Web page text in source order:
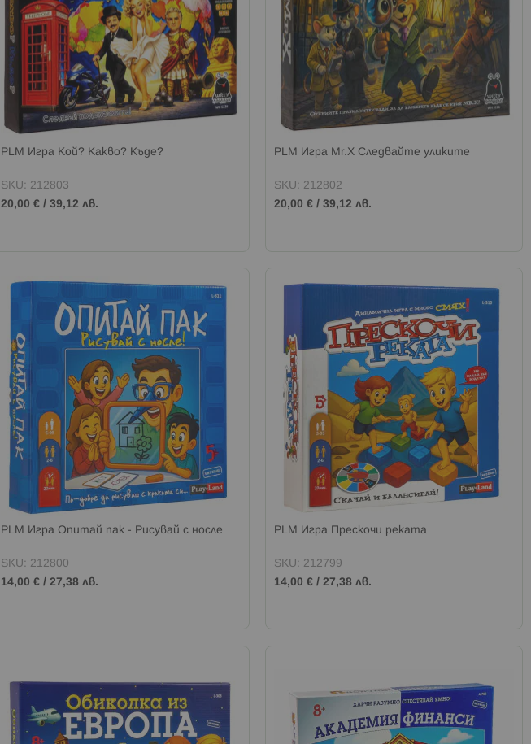
PLM Игра Кой? Какво? Къде?
SKU: 212803
20,00 € /39,12 лв.
PLM Игра Mr.X Следвайте уликите
SKU: 212802
20,00 € /39,12 лв.
PLM Игра Опитай пак - Рисувай с носле
SKU: 212800
14,00 € /27,38 лв.
PLM Игра Прескочи реката
SKU: 212799
14,00 € /27,38 лв.